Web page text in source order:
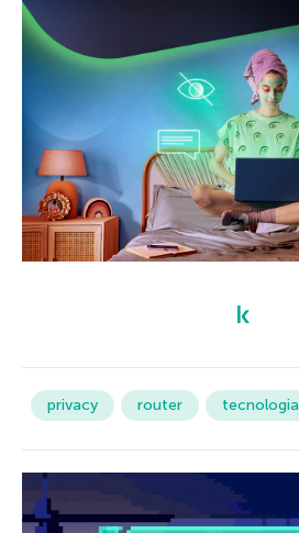
privacy router tecnologia